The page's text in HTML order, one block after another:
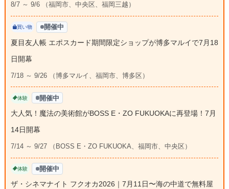
8/7 ～ 9/6 （福岡市、中央区、福岡三越）
買い物 開催中
夏目友人帳 エポスカード期間限定ショップが博多マルイで7月18
日開幕
7/18 ～ 9/26 （博多マルイ、福岡市、博多区）
体験 開催中
大人気！魔法の美術館がBOSS E・ZO FUKUOKAに再登場！7月
14日開幕
7/14 ～ 9/27 （BOSS E・ZO FUKUOKA、福岡市、中央区）
体験 開催中
ザ・シネマナイト フクオカ2026｜7月11日〜海の中道で無料屋